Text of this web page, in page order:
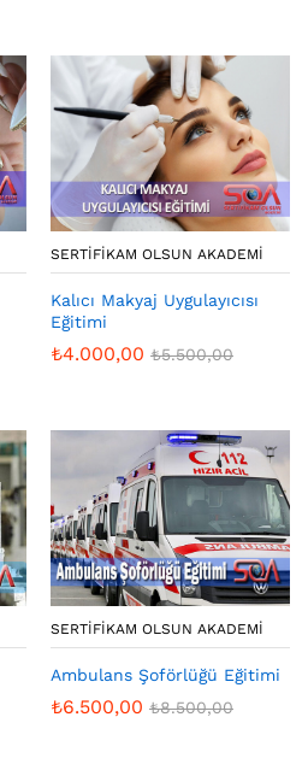
SERTIFIKAM OLSUN AKADEMI
Kalıcı Makyaj Uygulayıcısı
Eğitimi
₺4.000,00 ₺5.500,00
SERTIFIKAM OLSUN AKADEMI
Ambulans Şoförlüğü Eğitimi
₺6.500,00 ₺8.500,00